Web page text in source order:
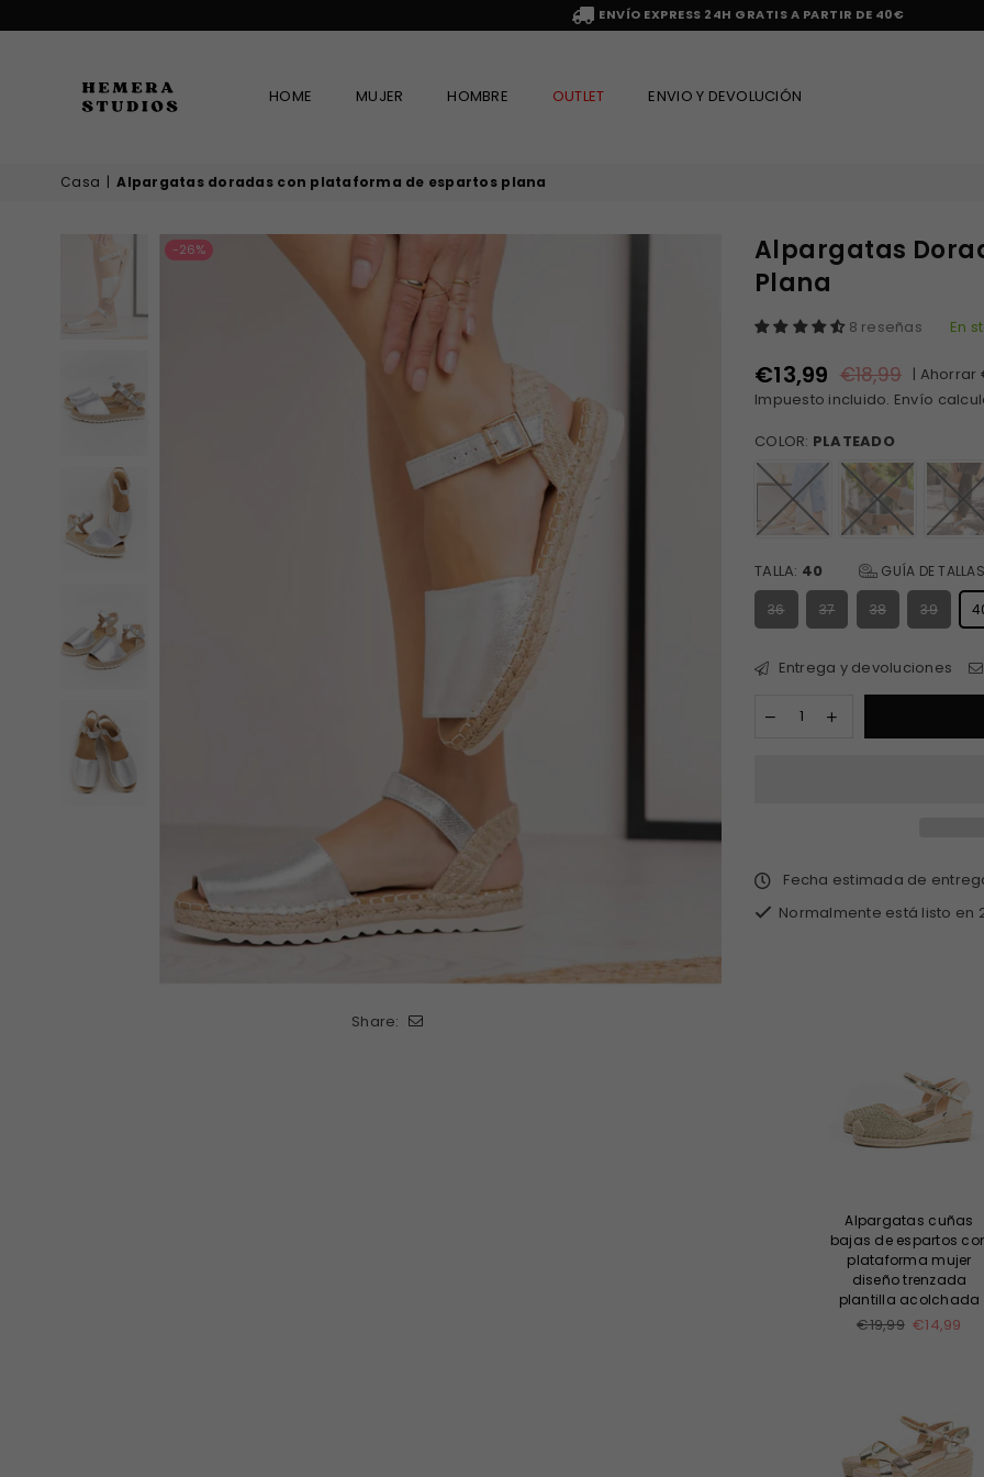
ENVÍO EXPRESS 24H GRATIS A PARTIR DE 40€
HEMERA
STUDIOS
HOME MUJER HOMBRE OUTLET ENVIO Y DEVOLUCIÓN
Casa | Alpargatas doradas con plataforma de espartos plana
-26%
Share:
Alpargatas
Plana
8 reseñas En
Precio
habitual
€13,99 €18,99 | Ahorrar
Impuesto incluido. Envío
COLOR: PLATEADO
TALLA: 40 GUÍA DE TALLAS
36 37 38 39
Entrega y devoluciones
Fecha estimada de
Normalmente está listo en
Alpargatas cuñas
bajas de espartos
plataforma mujer
diseño trenzada
plantilla acolchada
Precio
€19,99 €14,99